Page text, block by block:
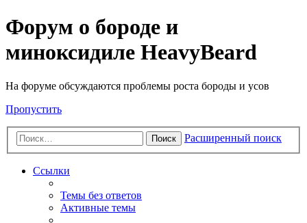
Форум о бороде и
миноксидиле HeavyBeard
На форуме обсуждаются проблемы роста бороды и усов
Пропустить
Поиск Расширенный поиск
Ссылки
Темы без ответов
Активные темы